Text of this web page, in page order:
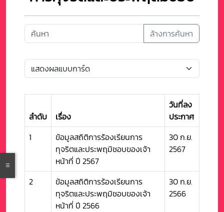
ล้างการค้นหา
ลำดับ เรื่อง
วันที่ลง
ประกาศ
1
ข้อมูลสถิติการร้องเรียนการ
ทุจริตและประพฤมิชอบของเจ้า
หน้าที่ ปี 2567
30 ก.ย.
2567
2
ข้อมูลสถิติการร้องเรียนการ
ทุจริตและประพฤมิชอบของเจ้า
หน้าที่ ปี 2566
30 ก.ย.
2566